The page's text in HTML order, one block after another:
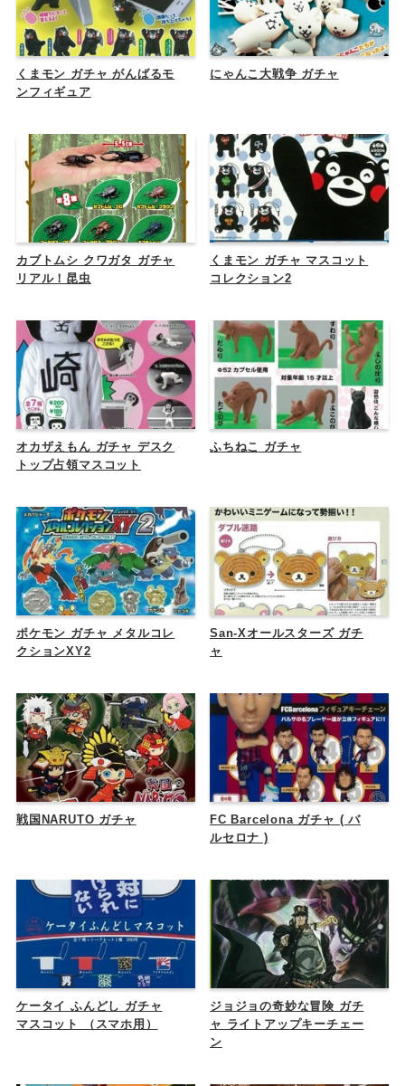
くまモン ガチャ がんばるモ
ンフィギュア
にゃんこ大戦争 ガチャ
カブトムシ クワガタ ガチャ
リアル！昆虫
くまモン ガチャ マスコット
コレクション2
オカザえもん ガチャ デスク
トップ占領マスコット
ふちねこ ガチャ
ポケモン ガチャ メタルコレ
クションXY2
San-Xオールスターズ ガチ
ャ
戦国NARUTO ガチャ
FC Barcelona ガチャ ( バ
ルセロナ )
ケータイ ふんどし ガチャ
マスコット （スマホ用）
ジョジョの奇妙な冒険 ガチ
ャ ライトアップキーチェー
ン